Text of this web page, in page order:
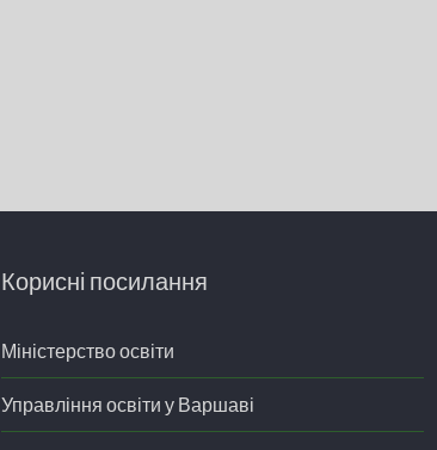
Корисні посилання
Міністерство освіти
Управління освіти у Варшаві